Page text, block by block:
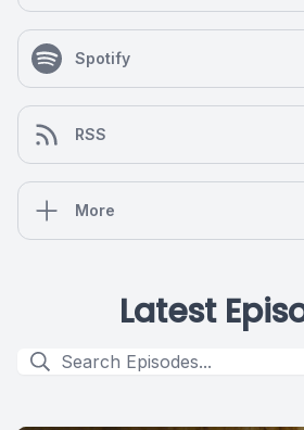
Spotify
RSS
More
Latest